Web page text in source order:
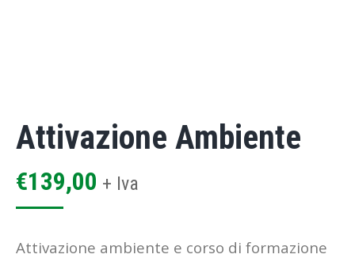
Attivazione Ambiente
€139,00 + Iva
Attivazione ambiente e corso di formazione